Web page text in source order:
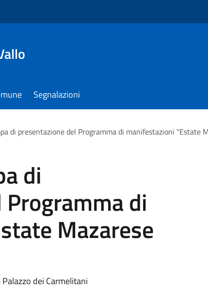
Segnalazioni
di presentazione del Programma di manifestazioni "Estate
di
di
Mazarese
dei Carmelitani